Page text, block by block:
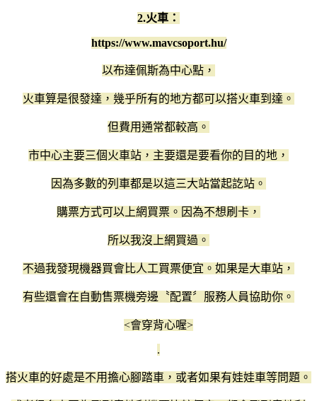
2.火車：
https://www.mavcsoport.hu/
以布達佩斯為中心點，
火車算是很發達，幾乎所有的地方都可以搭火車到達。
但費用通常都較高。
市中心主要三個火車站，主要還是要看你的目的地，
因為多數的列車都是以這三大站當起訖站。
購票方式可以上網買票。因為不想刷卡，
所以我沒上網買過。
不過我發現機器買會比人工買票便宜。如果是大車站，
有些還會在自動售票機旁邊〝配置〞服務人員協助你。
<會穿背心喔>
.
搭火車的好處是不用擔心腳踏車，或者如果有娃娃車等問題。